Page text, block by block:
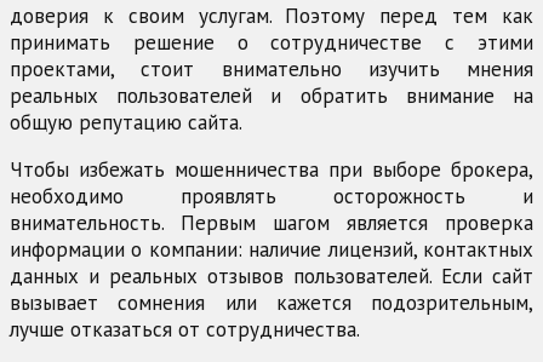
доверия к своим услугам. Поэтому перед тем как
принимать решение о сотрудничестве с этими
проектами, стоит внимательно изучить мнения
реальных пользователей и обратить внимание на
общую репутацию сайта.
Чтобы избежать мошенничества при выборе брокера,
необходимо проявлять осторожность и
внимательность. Первым шагом является проверка
информации о компании: наличие лицензий, контактных
данных и реальных отзывов пользователей. Если сайт
вызывает сомнения или кажется подозрительным,
лучше отказаться от сотрудничества.